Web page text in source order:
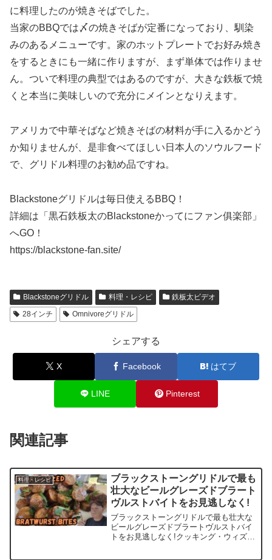
に料理したのが焼きそばでした。
当家のBBQでは〆の焼きそばが定番になっており、馴染
みのあるメニューです。家のホットプレートでお好み焼き
をするときにも一緒に作りますが、まず単体では作りませ
ん。ついで料理の典型ではあるのですが、大きな鉄板で焼
くと本当に美味しいので充分にメインとなりえます。
アメリカで中華そばなど焼きそばの材料が手に入るかどう
か知りませんが、是非食べてほしい日本人のソウルフード
で、グリドル料理のお勧め品ですね。
Blackstoneグリドルは毎日使えるBBQ！
詳細は「黒石鉄板太のBlackstoneかってにファン俱楽部」
へGO！
https://blackstone-fan.site/
Blackstoneグリドル 料理・レシピ
鉄板太ビデオ
28インチ
Omnivoreグリドル
シェアする
X Facebook はてブ
LINE Pinterest
関連記事
料理・レシピ
ブラックストーングリドルで最も
壮大なビールグレーズドブラート
ヴルストバイトをお見逃しなく!
ブラックストーングリドルで最も壮大な
ビールグレーズドブラートヴルストバイ
トをお見逃しなく!クッキング・ウィズ・